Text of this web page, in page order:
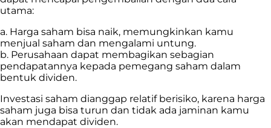
utama:
a. Harga saham bisa naik, memungkinkan kamu
menjual saham dan mengalami untung.
b. Perusahaan dapat membagikan sebagian
pendapatannya kepada pemegang saham dalam
bentuk dividen.
Investasi saham dianggap relatif berisiko, karena harga
saham juga bisa turun dan tidak ada jaminan kamu
akan mendapat dividen.